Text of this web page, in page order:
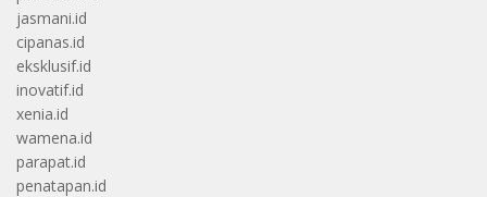
jasmani.id
cipanas.id
eksklusif.id
inovatif.id
xenia.id
wamena.id
parapat.id
penatapan.id